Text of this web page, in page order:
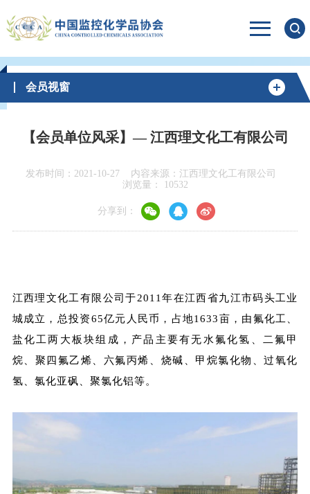
会员视窗
【会员单位风采】— 江西理文化工有限公司
发布时间：2021-10-27
内容来源：江西理文化工有限公司
浏览量：
10532
分享到：
江西理文化工有限公司于2011年在江西省九江市码头工业
城成立，总投资65亿元人民币，占地1633亩，由氟化工、
盐化工两大板块组成，产品主要有无水氟化氢、二氟甲
烷、聚四氟乙烯、六氟丙烯、烧碱、甲烷氯化物、过氧化
氢、氯化亚砜、聚氯化铝等。